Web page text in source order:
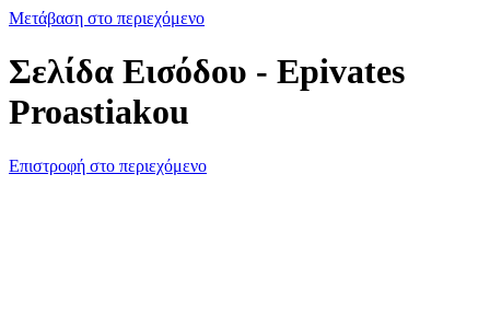
Μετάβαση στο περιεχόμενο
Σελίδα Εισόδου - Epivates
Proastiakou
Επιστροφή στο περιεχόμενο